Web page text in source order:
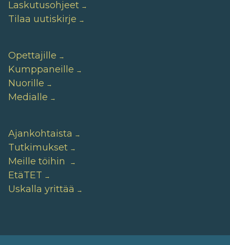
Laskutusohjeet
Tilaa uutiskirje
Opettajille
Kumppaneille
Nuorille
Medialle
Ajankohtaista
Tutkimukset
Meille töihin
EtäTET
Uskalla yrittää